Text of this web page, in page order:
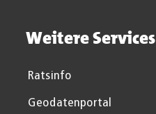
Weitere Services
Ratsinfo
Geodatenportal